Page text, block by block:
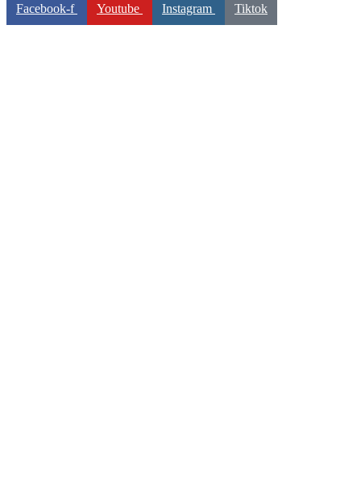
Facebook-f Youtube Instagram Tiktok